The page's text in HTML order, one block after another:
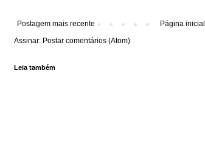
Postagem mais recente
Página inicial
Assinar: Postar comentários (Atom)
Leia também